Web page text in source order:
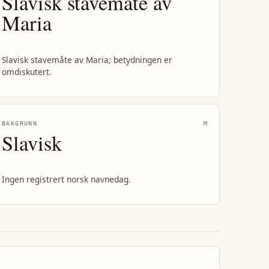
Maria
Slavisk stavemåte av Maria; betydningen er
omdiskutert.
BAKGRUNN M
Slavisk
Ingen registrert norsk navnedag.